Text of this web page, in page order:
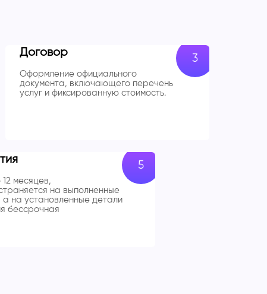
Договор
Оформление официального
документа, включающего перечень
услуг и фиксированную стоимость.
месяцев,
на выполненные
на установленные детали
бессрочная